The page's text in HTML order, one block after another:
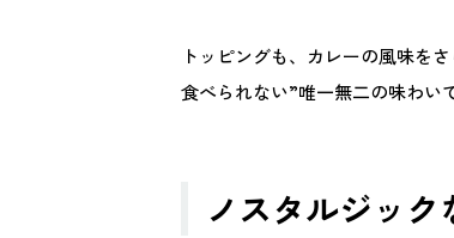
トッピングも、カレーの風味を
食べられない”唯一無二の味わい
ノスタルジッ